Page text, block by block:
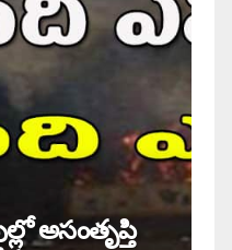
అసంతృప్తి